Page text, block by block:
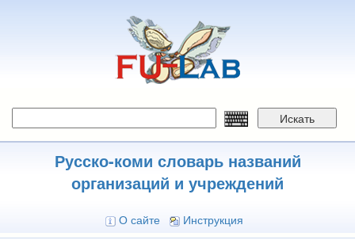
Искать
Русско-коми словарь названий
организаций и учреждений
О сайте Инструкция